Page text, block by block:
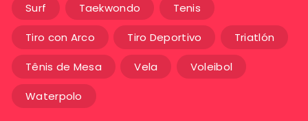
Surf Taekwondo Tenis
Tiro con Arco Tiro Deportivo Triatlón
Tênis de Mesa Vela Voleibol
Waterpolo